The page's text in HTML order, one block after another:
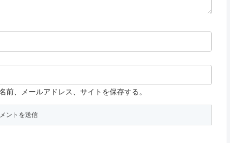
、メールアドレス、サイトを保存する。